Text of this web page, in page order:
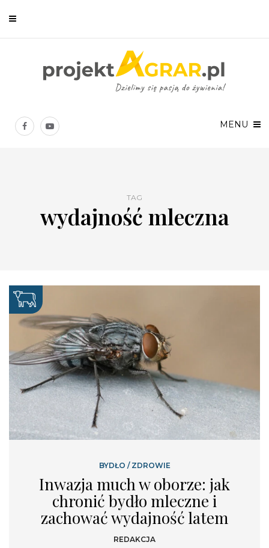
MENU
TAG
wydajność mleczna
BYDŁO / ZDROWIE
Inwazja much w oborze: jak
chronić bydło mleczne i
zachować wydajność latem
REDAKCJA
Chcesz być na bieżąco? Zostaw swój e-mail, a raz w tygodniu
prześlemy Ci nasze najlepsze artykuły!
Twoje dane osobowe będą przetwarzane zgodnie zPolityką prywatności